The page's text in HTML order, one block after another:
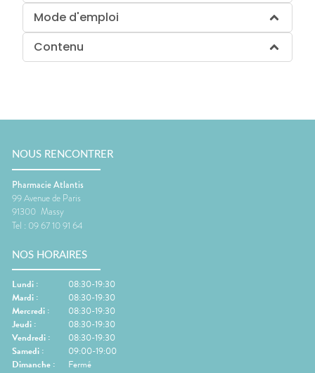
Mode d'emploi
Contenu
NOUS RENCONTRER
Pharmacie Atlantis
99 Avenue de Paris
91300 Massy
Tel : 09 67 10 91 64
NOS HORAIRES
Lundi :
08:30-19:30
Mardi :
08:30-19:30
Mercredi :
08:30-19:30
Jeudi :
08:30-19:30
Vendredi :
08:30-19:30
Samedi :
09:00-19:00
Dimanche : Fermé